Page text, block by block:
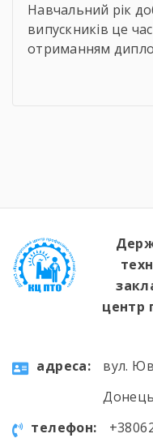
Навчальний рік
випускників це
отриманням
та
студенти
центр
aдресa:
вул.
телефон: